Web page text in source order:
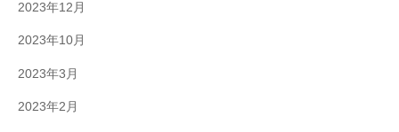
2023年12月
2023年10月
2023年3月
2023年2月